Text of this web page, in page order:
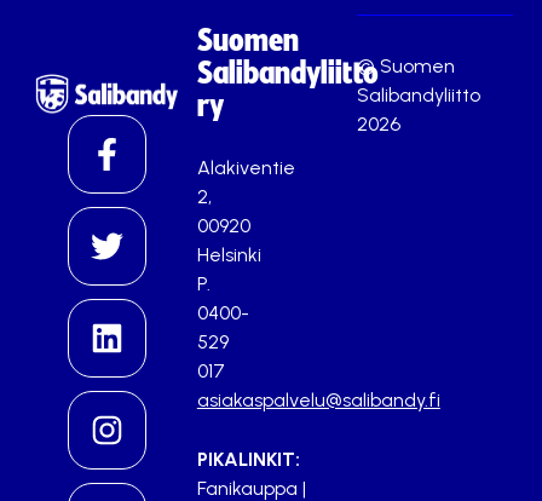
Suomen
Salibandyliitto
ry
Alakiventie
2,
00920
Helsinki
P.
0400-
529
017
asiakaspalvelu@salibandy.fi
PIKALINKIT:
Fanikauppa |
© Suomen
Salibandyliitto
2026